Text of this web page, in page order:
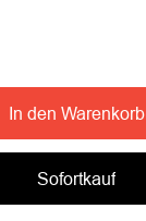
In den Warenkorb
Sofortkauf